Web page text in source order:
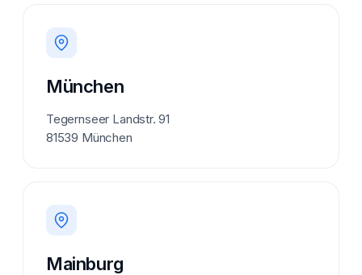
München
Tegernseer Landstr. 91
81539 München
Mainburg